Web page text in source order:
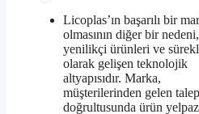
Licoplas’ın başarılı bir
olmasının diğer bir nedeni,
yenilikçi ürünleri ve
olarak gelişen teknolojik
altyapısıdır. Marka,
müşterilerinden gelen
doğrultusunda ürün